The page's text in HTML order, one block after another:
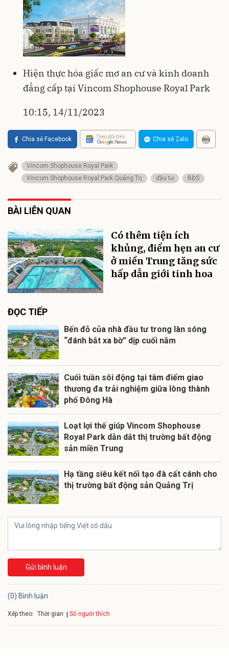
Hiện thực hóa giấc mơ an cư và kinh doanh
đẳng cấp tại Vincom Shophouse Royal Park
10:15, 14/11/2023
Chia sẻ Facebook Theo dõi trên Chia sẻ Zalo
Vincom Shophouse Royal Park
Vincom Shophouse Royal Park Quảng Trị
đầu tư BĐS
BÀI LIÊN QUAN
Có thêm tiện ích
khủng, điểm hẹn an cư
ở miền Trung tăng sức
hấp dẫn giới tinh hoa
ĐỌC TIẾP
Bến đỗ của nhà đầu tư trong làn sóng
“đánh bắt xa bờ” dịp cuối năm
Cuối tuần sôi động tại tâm điểm giao
thương đa trải nghiệm giữa lòng thành
phố Đông Hà
Loạt lợi thế giúp Vincom Shophouse
Royal Park dẫn dắt thị trường bất động
sản miền Trung
Hạ tầng siêu kết nối tạo đà cất cánh cho
thị trường bất động sản Quảng Trị
Gửi bình luận
(0) Bình luận
Xếp theo: Thời gian Số người thích